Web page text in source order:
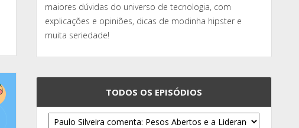
maiores dúvidas do universo de tecnologia, com
explicações e opiniões, dicas de modinha hipster e
muita seriedade!
TODOS OS EPISÓDIOS